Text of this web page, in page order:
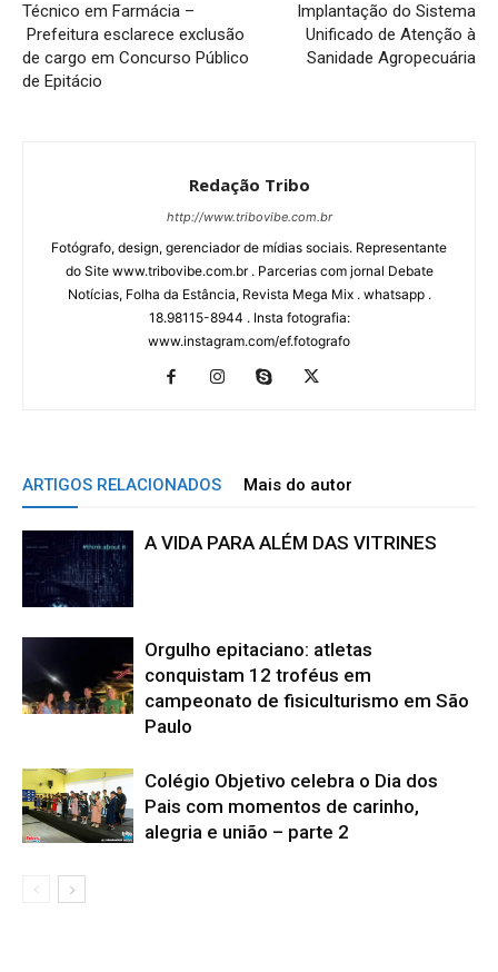
Técnico em Farmácia –
Prefeitura esclarece exclusão
de cargo em Concurso Público
de Epitácio
Implantação do Sistema
Unificado de Atenção à
Sanidade Agropecuária
Redação Tribo
http://www.tribovibe.com.br
Fotógrafo, design, gerenciador de mídias sociais. Representante
do Site www.tribovibe.com.br . Parcerias com jornal Debate
Notícias, Folha da Estância, Revista Mega Mix . whatsapp .
18.98115-8944 . Insta fotografia:
www.instagram.com/ef.fotografo
ARTIGOS RELACIONADOS Mais do autor
A VIDA PARA ALÉM DAS VITRINES
Orgulho epitaciano: atletas
conquistam 12 troféus em
campeonato de fisiculturismo em São
Paulo
Colégio Objetivo celebra o Dia dos
Pais com momentos de carinho,
alegria e união – parte 2